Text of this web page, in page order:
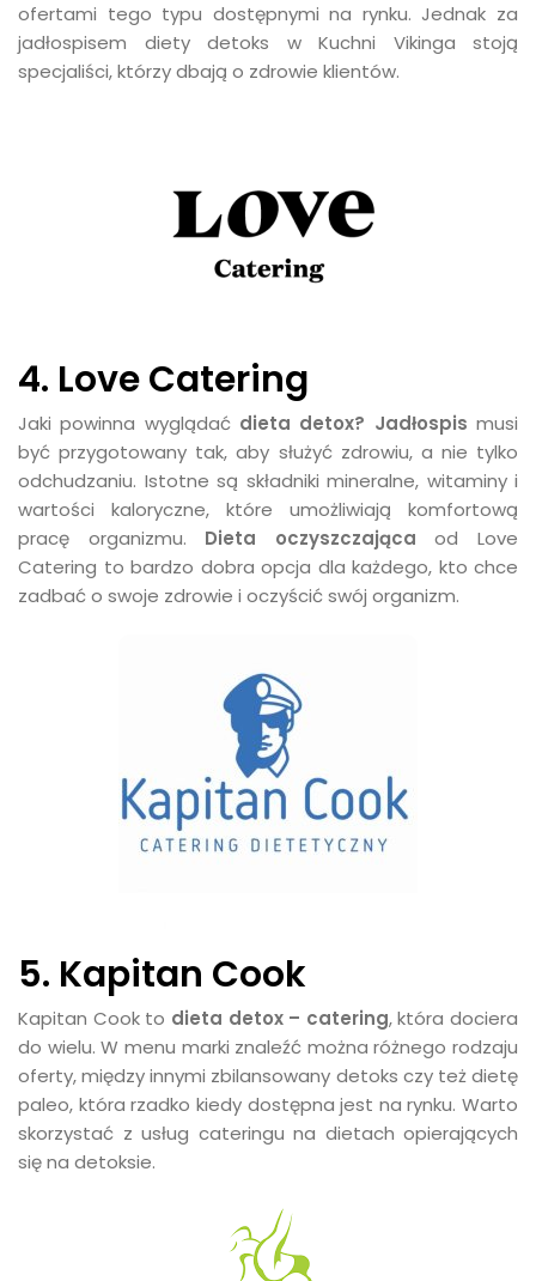
ofertami tego typu dostępnymi na rynku. Jednak za
jadłospisem diety detoks w Kuchni Vikinga stoją
specjaliści, którzy dbają o zdrowie klientów.
4. Love Catering
Jaki powinna wyglądać dieta detox? Jadłospis musi
być przygotowany tak, aby służyć zdrowiu, a nie tylko
odchudzaniu. Istotne są składniki mineralne, witaminy i
wartości kaloryczne, które umożliwiają komfortową
pracę organizmu. Dieta oczyszczająca od Love
Catering to bardzo dobra opcja dla każdego, kto chce
zadbać o swoje zdrowie i oczyścić swój organizm.
5. Kapitan Cook
Kapitan Cook to dieta detox – catering, która dociera
do wielu. W menu marki znaleźć można różnego rodzaju
oferty, między innymi zbilansowany detoks czy też dietę
paleo, która rzadko kiedy dostępna jest na rynku. Warto
skorzystać z usług cateringu na dietach opierających
się na detoksie.